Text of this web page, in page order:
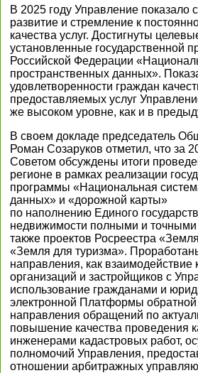
В 2025 году Управление показало
развитие и стремление к
качества услуг. Достигнуты
установленные государственной
Российской Федерации
пространственных данных».
удовлетворенности граждан
предоставляемых услуг
же высоком уровне, как и в
В своем докладе председатель
Роман Созаруков отметил, что за
Советом обсуждены итоги
регионе в рамках реализации
программы «Национальная
данных» и «дорожной карты»
по наполнению Единого
недвижимости полными и
также проектов Росреестра
«Земля для туризма».
направления, как взаимодействие
организаций и застройщиков с
использование гражданами и
электронной Платформы обратной
направления обращений по
повышение качества проведения
инженерами кадастровых работ,
полномочий Управления,
отношении арбитражных